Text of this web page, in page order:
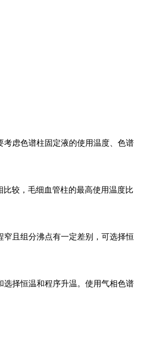
虑色谱柱固定液的使用温度、色谱
较，毛细血管柱的最高使用温度比
且组分沸点有一定差别，可选择恒
择恒温和程序升温。使用气相色谱